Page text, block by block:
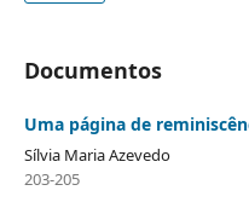
Documentos
Uma página de
Sílvia Maria Azevedo
203-205